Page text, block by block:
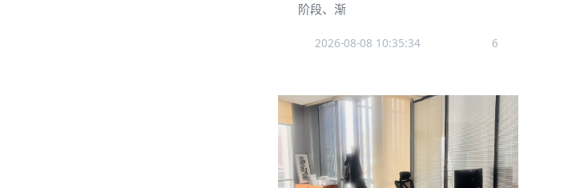
阶段、渐
2026-08-08 10:35:34 6